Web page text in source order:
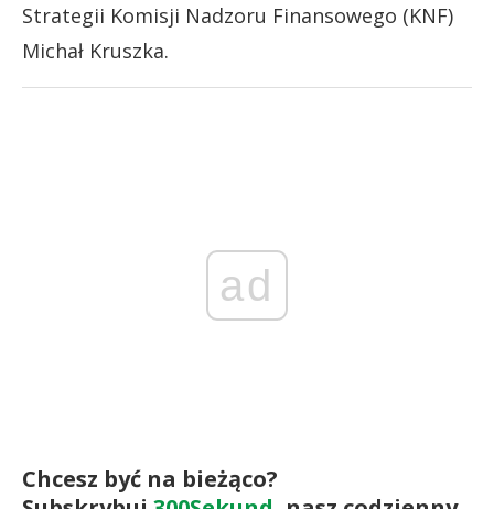
Strategii Komisji Nadzoru Finansowego (KNF)
Michał Kruszka.
ad
Chcesz być na bieżąco?